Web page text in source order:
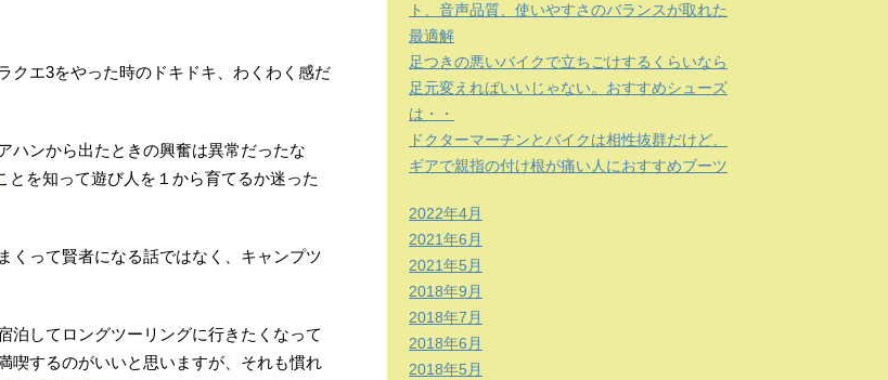
クエ3をやった時のドキドキ、わくわく感だ
ハンから出たときの興奮は異常だったな
とを知って遊び人を１から育てるか迷った
くって賢者になる話ではなく、キャンプツ
泊してロングツーリングに行きたくなって
喫するのがいいと思いますが、それも慣れ
ト、音声品質、使いやすさのバランスが取れた
最適解
足つきの悪いバイクで立ちごけするくらいなら
足元変えればいいじゃない。おすすめシューズ
は・・
ドクターマーチンとバイクは相性抜群だけど、
ギアで親指の付け根が痛い人におすすめブーツ
2022年4月
2021年6月
2021年5月
2018年9月
2018年7月
2018年6月
2018年5月